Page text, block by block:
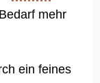
mehr
ein feines